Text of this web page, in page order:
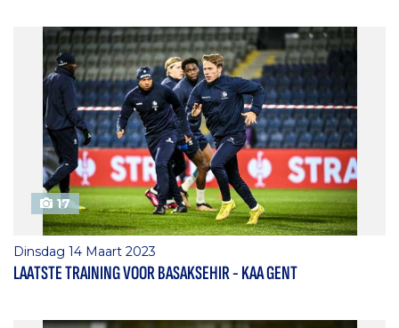
17
Dinsdag 14 Maart 2023
LAATSTE TRAINING VOOR BASAKSEHIR - KAA GENT